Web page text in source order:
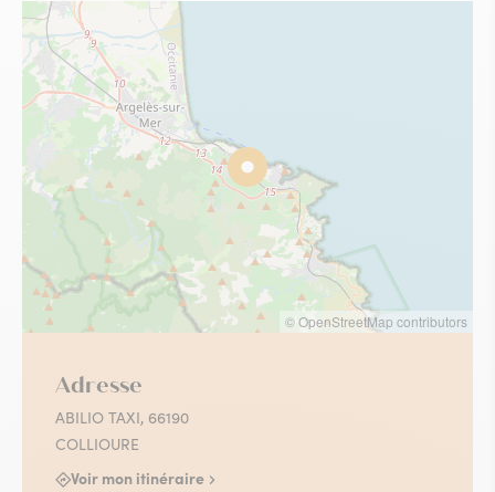
© OpenStreetMap contributors
Adresse
ABILIO TAXI, 66190
COLLIOURE
Voir mon itinéraire